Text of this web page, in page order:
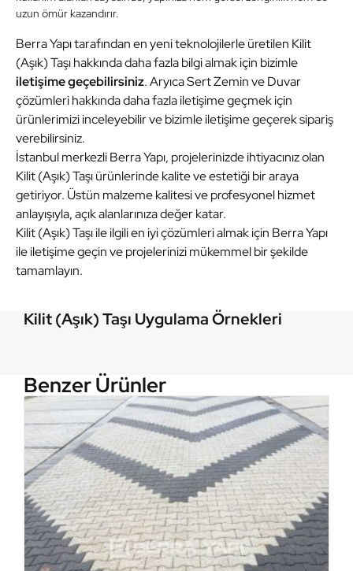
uzun ömür kazandırır.
Berra Yapı tarafından en yeni teknolojilerle üretilen Kilit
(Aşık) Taşı hakkında daha fazla bilgi almak için bizimle
iletişime geçebilirsiniz. Aryıca Sert Zemin ve Duvar
çözümleri hakkında daha fazla iletişime geçmek için
ürünlerimizi inceleyebilir ve bizimle iletişime geçerek sipariş
verebilirsiniz.
İstanbul merkezli Berra Yapı, projelerinizde ihtiyacınız olan
Kilit (Aşık) Taşı ürünlerinde kalite ve estetiği bir araya
getiriyor. Üstün malzeme kalitesi ve profesyonel hizmet
anlayışıyla, açık alanlarınıza değer katar.
Kilit (Aşık) Taşı ile ilgili en iyi çözümleri almak için Berra Yapı
ile iletişime geçin ve projelerinizi mükemmel bir şekilde
tamamlayın.
Kilit (Aşık) Taşı Uygulama Örnekleri
Benzer Ürünler